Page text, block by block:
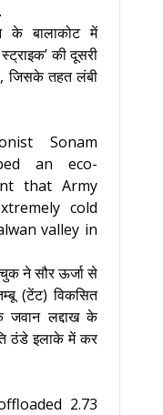
के बालाकोट में
की दूसरी
जिसके तहत लंबी
Sonam
an eco-
that Army
cold
valley in
ने सौर ऊर्जा से
(टेंट) विकसित
लद्दाख के
ठंडे इलाके में कर
2.73